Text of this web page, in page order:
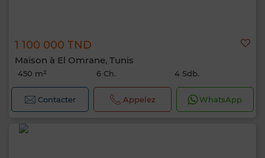
1 100 000 TND
Maison à El Omrane, Tunis
450 m² 6 Ch. 4 Sdb.
Contacter Appelez WhatsApp